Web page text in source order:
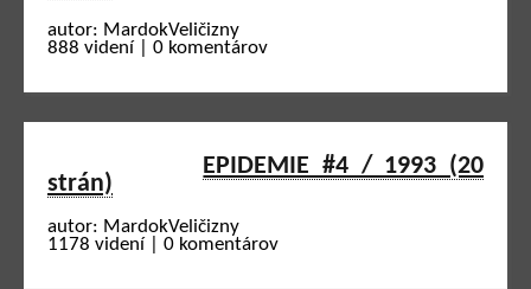
autor: MardokVeličizny
888 videní | 0 komentárov
EPIDEMIE #4 / 1993 (20
strán)
autor: MardokVeličizny
1178 videní | 0 komentárov